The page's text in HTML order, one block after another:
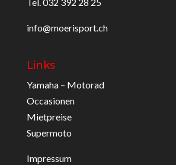
info@moerisport.ch
Links
Yamaha – Motorad
Occasionen
Mietpreise
Supermoto
Impressum